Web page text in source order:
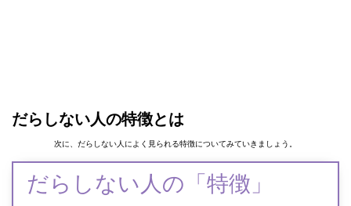
だらしない人の特徴とは
次に、だらしない人によく見られる特徴についてみていきましょう。
だらしない人の「特徴」